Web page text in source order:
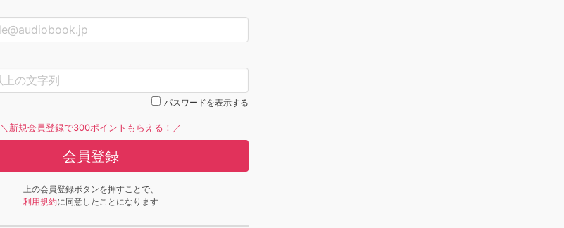
パスワードを表示する
＼新規会員登録で300ポイントもらえる！／
会員登録
上の会員登録ボタンを押すことで、
利用規約に同意したことになります